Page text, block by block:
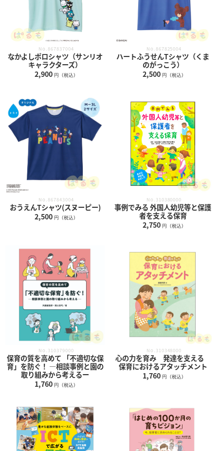
No.867837004
なかよしポロシャツ（サンリオ
キャラクターズ）
2,900 円（税込）
No.867825004
ハートふうせんTシャツ（くま
のがっこう）
2,500 円（税込）
No.867843004
おうえんTシャツ(スヌーピー)
2,500 円（税込）
No.310380000
事例でみる 外国人幼児等と保護
者を支える保育
2,750 円（税込）
No.310379000
保育の質を高めて 「不適切な保
育」を防ぐ！ ―相談事例と園の
取り組みから考えるー
1,760 円（税込）
No.310348000
心の力を育み 発達を支える
保育におけるアタッチメント
1,760 円（税込）